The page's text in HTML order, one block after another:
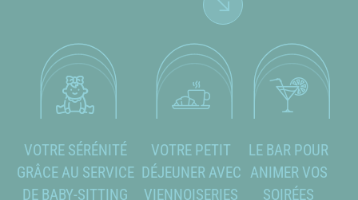
VOTRE SÉRÉNITÉ
GRÂCE AU SERVICE
DE BABY-SITTING
VOTRE PETIT
DÉJEUNER AVEC
VIENNOISERIES
LE BAR POUR
ANIMER VOS
SOIRÉES